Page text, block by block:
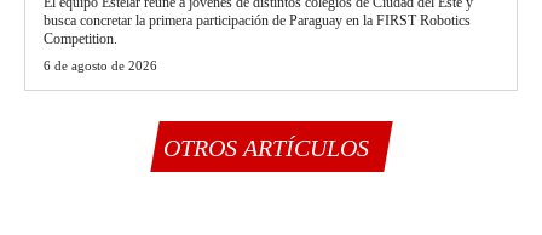
busca concretar la primera participación de Paraguay en la FIRST Robotics
Competition.
6 de agosto de 2026
OTROS ARTÍCULOS